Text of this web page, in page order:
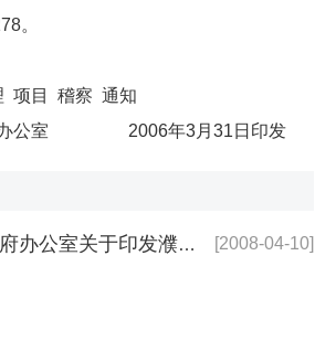
。
项目 稽察 通知
办公室 2006年3月31日印发
[2008-04-10]
濮阳市林业生态工程建设管理办法的通知